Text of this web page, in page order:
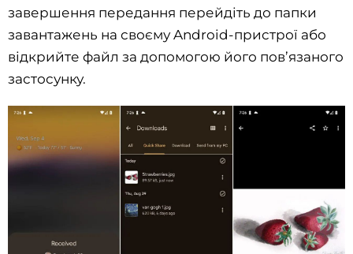
завершення передання перейдіть до папки
завантажень на своєму Android-пристрої або
відкрийте файл за допомогою його пов’язаного
застосунку.